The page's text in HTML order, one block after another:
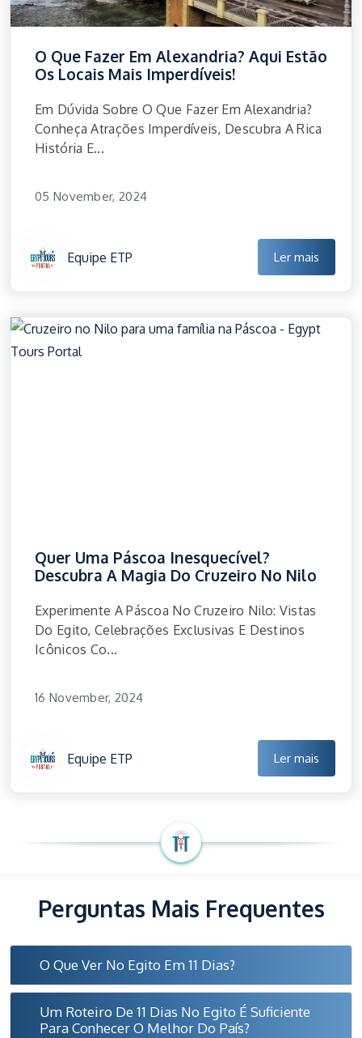
O Que Fazer Em Alexandria? Aqui Estão
Os Locais Mais Imperdíveis!
Em Dúvida Sobre O Que Fazer Em Alexandria?
Conheça Atrações Imperdíveis, Descubra A Rica
História E...
05 November, 2024
Equipe ETP Ler mais
Quer Uma Páscoa Inesquecível?
Descubra A Magia Do Cruzeiro No Nilo
Experimente A Páscoa No Cruzeiro Nilo: Vistas
Do Egito, Celebrações Exclusivas E Destinos
Icônicos Co...
16 November, 2024
Equipe ETP Ler mais
Perguntas Mais Frequentes
O Que Ver No Egito Em 11 Dias?
Um Roteiro De 11 Dias No Egito É Suficiente
Para Conhecer O Melhor Do País?